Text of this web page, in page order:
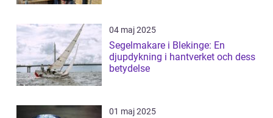
04 maj 2025
Segelmakare i Blekinge: En
djupdykning i hantverket och dess
betydelse
01 maj 2025